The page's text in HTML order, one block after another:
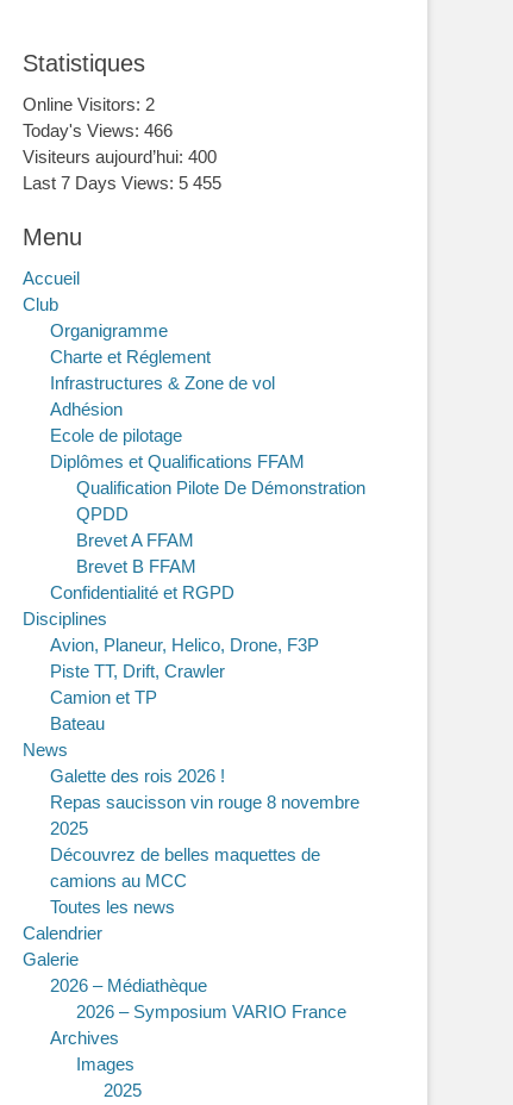
Statistiques
Online Visitors: 2
Today's Views: 466
Visiteurs aujourd’hui: 400
Last 7 Days Views: 5 455
Menu
Accueil
Club
Organigramme
Charte et Réglement
Infrastructures & Zone de vol
Adhésion
Ecole de pilotage
Diplômes et Qualifications FFAM
Qualification Pilote De Démonstration
QPDD
Brevet A FFAM
Brevet B FFAM
Confidentialité et RGPD
Disciplines
Avion, Planeur, Helico, Drone, F3P
Piste TT, Drift, Crawler
Camion et TP
Bateau
News
Galette des rois 2026 !
Repas saucisson vin rouge 8 novembre
2025
Découvrez de belles maquettes de
camions au MCC
Toutes les news
Calendrier
Galerie
2026 – Médiathèque
2026 – Symposium VARIO France
Archives
Images
2025